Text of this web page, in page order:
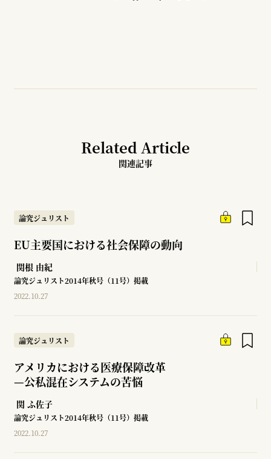
Related Article
関連記事
論究ジュリスト
EU主要国における社会保障の動向
関根 由紀
論究ジュリスト2014年秋号（11号）掲載
2022.10.27
論究ジュリスト
アメリカにおける医療保障改革
—公私混在システムの苦悩
関 ふ佐子
論究ジュリスト2014年秋号（11号）掲載
2022.10.27